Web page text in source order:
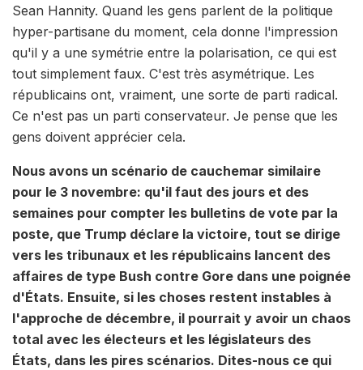
Sean Hannity. Quand les gens parlent de la politique
hyper-partisane du moment, cela donne l'impression
qu'il y a une symétrie entre la polarisation, ce qui est
tout simplement faux. C'est très asymétrique. Les
républicains ont, vraiment, une sorte de parti radical.
Ce n'est pas un parti conservateur. Je pense que les
gens doivent apprécier cela.
Nous avons un scénario de cauchemar similaire
pour le 3 novembre: qu'il faut des jours et des
semaines pour compter les bulletins de vote par la
poste, que Trump déclare la victoire, tout se dirige
vers les tribunaux et les républicains lancent des
affaires de type Bush contre Gore dans une poignée
d'États. Ensuite, si les choses restent instables à
l'approche de décembre, il pourrait y avoir un chaos
total avec les électeurs et les législateurs des
États, dans les pires scénarios. Dites-nous ce qui